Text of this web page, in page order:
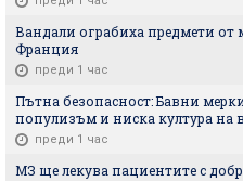
Вандали ограбиха предмети
Франция
преди 1 час
Пътна безопасност: Бавни
популизъм и ниска култура на
преди 1 час
МЗ ще лекува пациентите с